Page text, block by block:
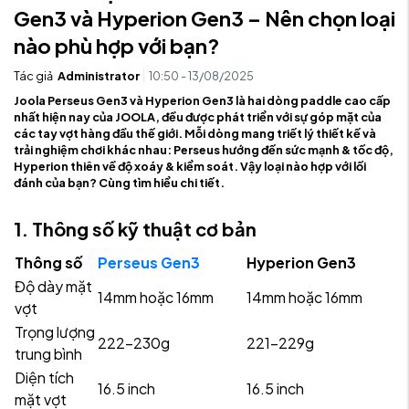
Gen3 và Hyperion Gen3 – Nên chọn loại
nào phù hợp với bạn?
Tác giả Administrator
10:50 - 13/08/2025
Joola Perseus Gen3 và Hyperion Gen3 là hai dòng paddle cao cấp
nhất hiện nay của JOOLA, đều được phát triển với sự góp mặt của
các tay vợt hàng đầu thế giới. Mỗi dòng mang triết lý thiết kế và
trải nghiệm chơi khác nhau: Perseus hướng đến sức mạnh & tốc độ,
Hyperion thiên về độ xoáy & kiểm soát. Vậy loại nào hợp với lối
đánh của bạn? Cùng tìm hiểu chi tiết.
1. Thông số kỹ thuật cơ bản
Thông số Perseus Gen3
Hyperion Gen3
Độ dày mặt
vợt
14mm hoặc 16mm
14mm hoặc 16mm
Trọng lượng
trung bình
222–230g
221–229g
Diện tích
mặt vợt
16.5 inch 16.5 inch